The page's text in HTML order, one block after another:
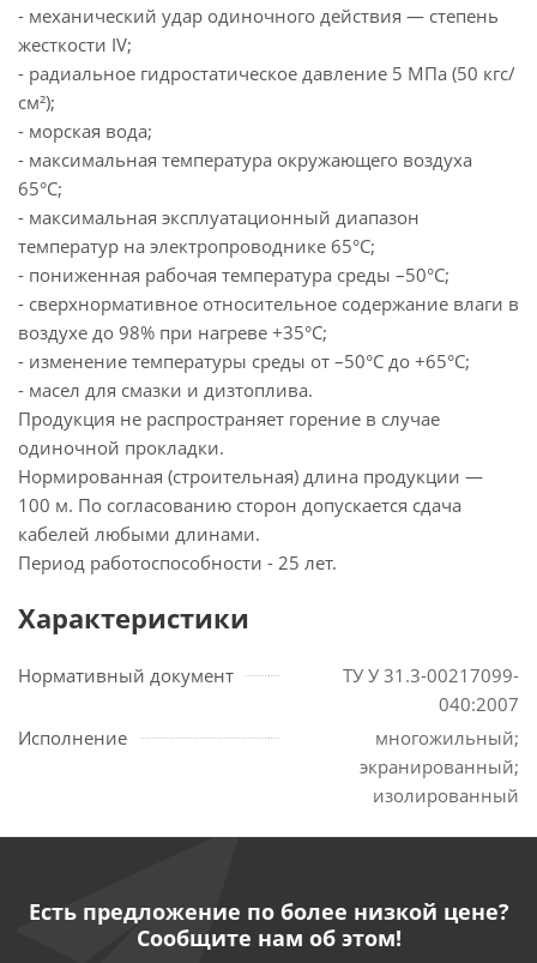
- механический удар одиночного действия — степень
жесткости ІV;
- радиальное гидростатическое давление 5 МПа (50 кгс/
см²);
- морская вода;
- максимальная температура окружающего воздуха
65°С;
- максимальная эксплуатационный диапазон
температур на электропроводнике 65°С;
- пониженная рабочая температура среды –50°С;
- сверхнормативное относительное содержание влаги в
воздухе до 98% при нагреве +35°С;
- изменение температуры среды от –50°С до +65°С;
- масел для смазки и дизтоплива.
Продукция не распространяет горение в случае
одиночной прокладки.
Нормированная (строительная) длина продукции —
100 м. По согласованию сторон допускается сдача
кабелей любыми длинами.
Период работоспособности - 25 лет.
Характеристики
Нормативный документ
ТУ У 31.3-00217099-
040:2007
Исполнение
многожильный;
экранированный;
изолированный
Есть предложение по более низкой цене?
Сообщите нам об этом!